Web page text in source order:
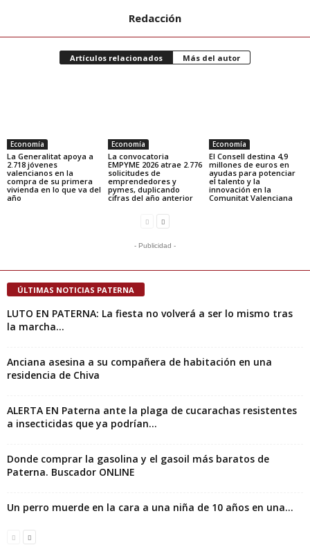
Redacción
Artículos relacionados Más del autor
Economía
La Generalitat apoya a
2.718 jóvenes
valencianos en la
compra de su primera
vivienda en lo que va del
año
Economía
La convocatoria
EMPYME 2026 atrae 2.776
solicitudes de
emprendedores y
pymes, duplicando
cifras del año anterior
Economía
El Consell destina 4,9
millones de euros en
ayudas para potenciar
el talento y la
innovación en la
Comunitat Valenciana
- Publicidad -
ÚLTIMAS NOTICIAS PATERNA
LUTO EN PATERNA: La fiesta no volverá a ser lo mismo tras
la marcha...
Anciana asesina a su compañera de habitación en una
residencia de Chiva
ALERTA EN Paterna ante la plaga de cucarachas resistentes
a insecticidas que ya podrían...
Donde comprar la gasolina y el gasoil más baratos de
Paterna. Buscador ONLINE
Un perro muerde en la cara a una niña de 10 años en una...